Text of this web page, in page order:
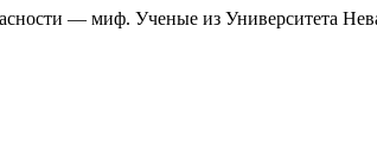
— миф. Ученые из Университета